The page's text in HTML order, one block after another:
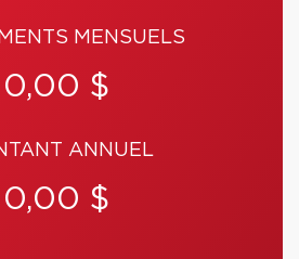
MENSUELS
0,00 $
ANNUEL
0,00 $